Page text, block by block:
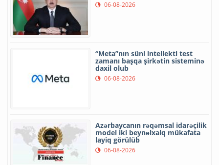
06-08-2026
“Meta”nın süni intellekti test
zamanı başqa şirkətin sisteminə
daxil olub
06-08-2026
Azərbaycanın rəqəmsal idarəçilik
model iki beynəlxalq mükafata
layiq görülüb
06-08-2026